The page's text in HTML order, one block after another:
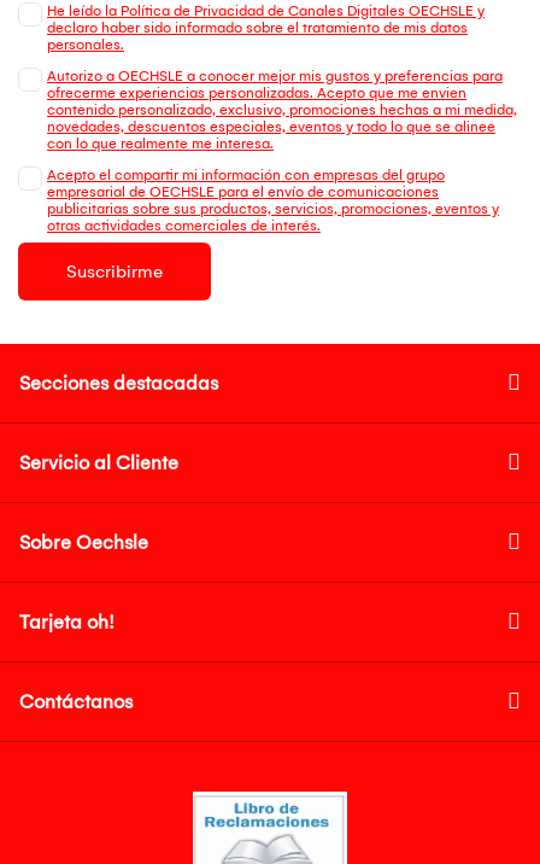
He leído la Política de Privacidad de Canales Digitales OECHSLE y
declaro haber sido informado sobre el tratamiento de mis datos
personales.
Autorizo a OECHSLE a conocer mejor mis gustos y preferencias para
ofrecerme experiencias personalizadas. Acepto que me envien
contenido personalizado, exclusivo, promociones hechas a mi medida,
novedades, descuentos especiales, eventos y todo lo que se alinee
con lo que realmente me interesa.
Acepto el compartir mi información con empresas del grupo
empresarial de OECHSLE para el envío de comunicaciones
publicitarias sobre sus productos, servicios, promociones, eventos y
otras actividades comerciales de interés.
Suscribirme
Secciones destacadas
Servicio al Cliente
Sobre Oechsle
Tarjeta oh!
Contáctanos